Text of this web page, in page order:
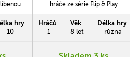
sem
hry
10
hráče ze série Flip & Play
níž je vaším úkolem otočit
všechny želvy správnou
Hráčů
1
Věk
8 let
Délka hry
různá